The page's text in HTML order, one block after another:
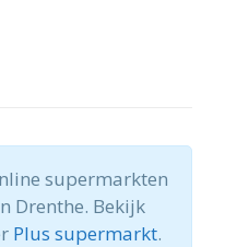
supermarkten
Drenthe. Bekijk
Plus supermarkt.